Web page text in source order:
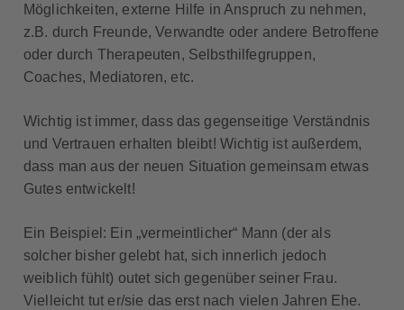
Möglichkeiten, externe Hilfe in Anspruch zu nehmen,
z.B. durch Freunde, Verwandte oder andere Betroffene
oder durch Therapeuten, Selbsthilfegruppen,
Coaches, Mediatoren, etc.
Wichtig ist immer, dass das gegenseitige Verständnis
und Vertrauen erhalten bleibt! Wichtig ist außerdem,
dass man aus der neuen Situation gemeinsam etwas
Gutes entwickelt!
Ein Beispiel: Ein „vermeintlicher“ Mann (der als
solcher bisher gelebt hat, sich innerlich jedoch
weiblich fühlt) outet sich gegenüber seiner Frau.
Vielleicht tut er/sie das erst nach vielen Jahren Ehe.